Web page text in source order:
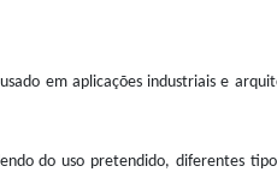
em aplicações industriais e
do uso pretendido, diferentes